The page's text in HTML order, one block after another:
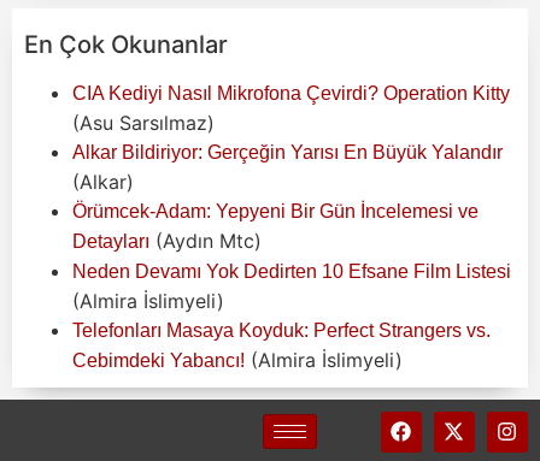
En Çok Okunanlar
CIA Kediyi Nasıl Mikrofona Çevirdi? Operation Kitty
(Asu Sarsılmaz)
Alkar Bildiriyor: Gerçeğin Yarısı En Büyük Yalandır
(Alkar)
Örümcek-Adam: Yepyeni Bir Gün İncelemesi ve
Detayları (Aydın Mtc)
Neden Devamı Yok Dedirten 10 Efsane Film Listesi
(Almira İslimyeli)
Telefonları Masaya Koyduk: Perfect Strangers vs.
Cebimdeki Yabancı! (Almira İslimyeli)